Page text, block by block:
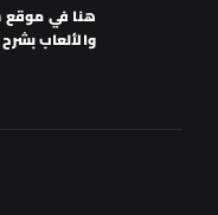
هنا في موقع
والألعاب